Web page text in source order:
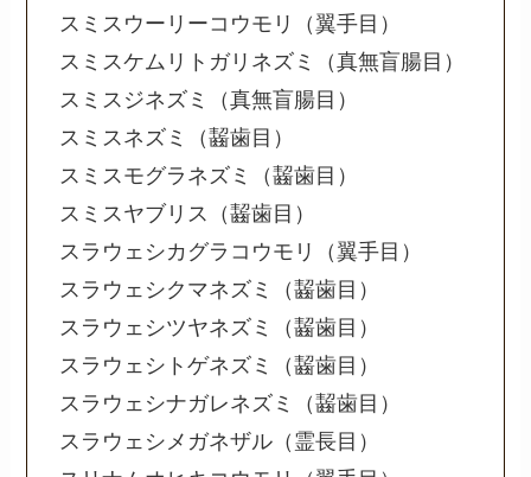
スミスウーリーコウモリ（翼手目）
スミスケムリトガリネズミ（真無盲腸目）
スミスジネズミ（真無盲腸目）
スミスネズミ（齧歯目）
スミスモグラネズミ（齧歯目）
スミスヤブリス（齧歯目）
スラウェシカグラコウモリ（翼手目）
スラウェシクマネズミ（齧歯目）
スラウェシツヤネズミ（齧歯目）
スラウェシトゲネズミ（齧歯目）
スラウェシナガレネズミ（齧歯目）
スラウェシメガネザル（霊長目）